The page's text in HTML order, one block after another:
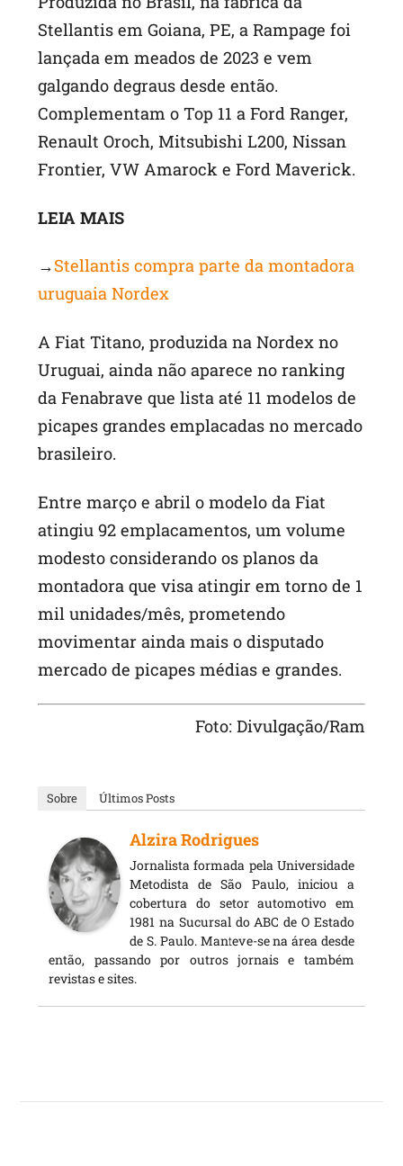
Stellantis em Goiana, PE, a Rampage foi
lançada em meados de 2023 e vem
galgando degraus desde então.
Complementam o Top 11 a Ford Ranger,
Renault Oroch, Mitsubishi L200, Nissan
Frontier, VW Amarock e Ford Maverick.
LEIA MAIS
→Stellantis compra parte da montadora
uruguaia Nordex
A Fiat Titano, produzida na Nordex no
Uruguai, ainda não aparece no ranking
da Fenabrave que lista até 11 modelos de
picapes grandes emplacadas no mercado
brasileiro.
Entre março e abril o modelo da Fiat
atingiu 92 emplacamentos, um volume
modesto considerando os planos da
montadora que visa atingir em torno de 1
mil unidades/mês, prometendo
movimentar ainda mais o disputado
mercado de picapes médias e grandes.
Foto: Divulgação/Ram
Sobre Últimos Posts
Alzira Rodrigues
Jornalista formada pela Universidade
Metodista de São Paulo, iniciou a
cobertura do setor automotivo em
1981 na Sucursal do ABC de O Estado
de S. Paulo. Manteve-se na área desde
então, passando por outros jornais e também
revistas e sites.